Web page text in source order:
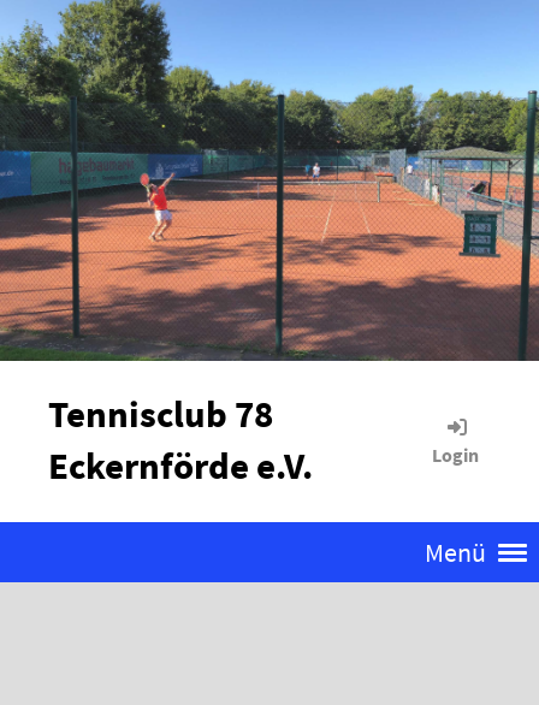
Tennisclub 78
Eckernförde e.V.
Login
Menü